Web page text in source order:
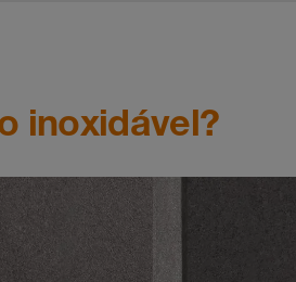
inoxidável?